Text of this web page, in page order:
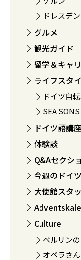
ドレスデン
グルメ
観光ガイド
留学＆キャ
ライフスタ
ドイツ自
SEA
ドイツ語講座
体験談
Q&Aセクシ
今週のドイ
大使館スタ
Culture
ベルリン
オペラさ